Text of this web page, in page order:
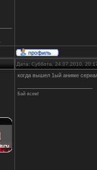
Дата: Суббота, 24.07.2010,
когда вышел 1ый аниме
Бай всем!